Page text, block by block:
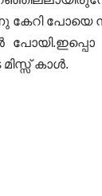
പോയെ നീ.
കാൾ.